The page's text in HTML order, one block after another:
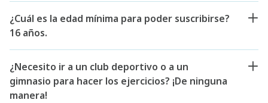
¿Cuál es la edad mínima para poder suscribirse?
16 años.
¿Necesito ir a un club deportivo o a un
gimnasio para hacer los ejercicios? ¡De ninguna
manera!